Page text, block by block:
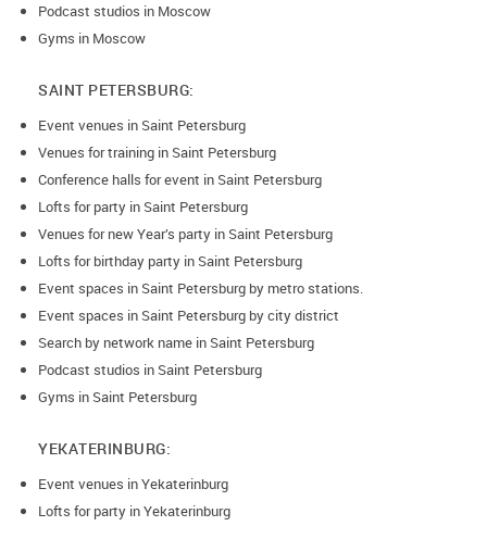
Podcast studios in Moscow
Gyms in Moscow
SAINT PETERSBURG:
Event venues in Saint Petersburg
Venues for training in Saint Petersburg
Conference halls for event in Saint Petersburg
Lofts for party in Saint Petersburg
Venues for new Year’s party in Saint Petersburg
Lofts for birthday party in Saint Petersburg
Event spaces in Saint Petersburg by metro stations.
Event spaces in Saint Petersburg by city district
Search by network name in Saint Petersburg
Podcast studios in Saint Petersburg
Gyms in Saint Petersburg
YEKATERINBURG:
Event venues in Yekaterinburg
Lofts for party in Yekaterinburg